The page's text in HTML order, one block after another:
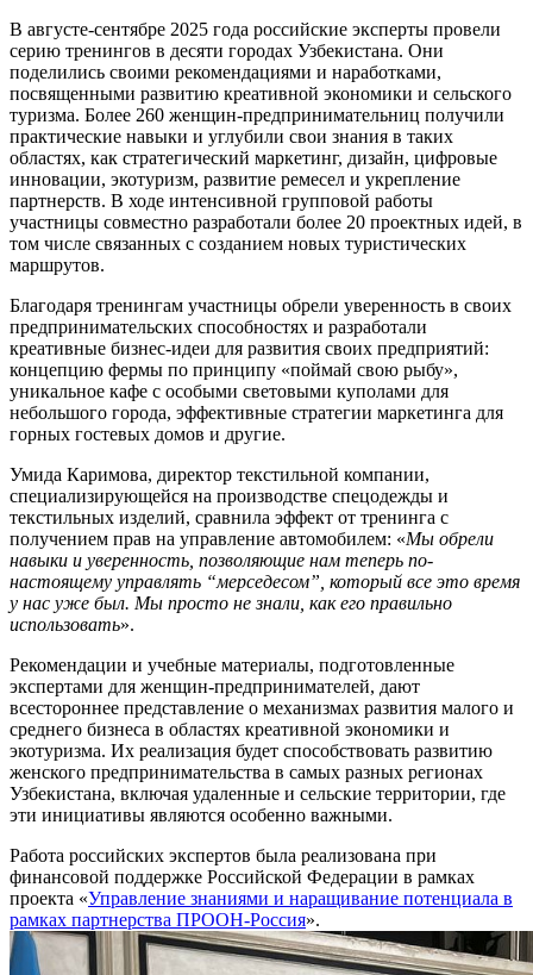
В августе-сентябре 2025 года российские эксперты провели
серию тренингов в десяти городах Узбекистана. Они
поделились своими рекомендациями и наработками,
посвященными развитию креативной экономики и сельского
туризма. Более 260 женщин-предпринимательниц получили
практические навыки и углубили свои знания в таких
областях, как стратегический маркетинг, дизайн, цифровые
инновации, экотуризм, развитие ремесел и укрепление
партнерств. В ходе интенсивной групповой работы
участницы совместно разработали более 20 проектных идей, в
том числе связанных с созданием новых туристических
маршрутов.
Благодаря тренингам участницы обрели уверенность в своих
предпринимательских способностях и разработали
креативные бизнес-идеи для развития своих предприятий:
концепцию фермы по принципу «поймай свою рыбу»,
уникальное кафе с особыми световыми куполами для
небольшого города, эффективные стратегии маркетинга для
горных гостевых домов и другие.
Умида Каримова, директор текстильной компании,
специализирующейся на производстве спецодежды и
текстильных изделий, сравнила эффект от тренинга с
получением прав на управление автомобилем: «Мы обрели
навыки и уверенность, позволяющие нам теперь по-
настоящему управлять “мерседесом”, который все это время
у нас уже был. Мы просто не знали, как его правильно
использовать».
Рекомендации и учебные материалы, подготовленные
экспертами для женщин-предпринимателей, дают
всестороннее представление о механизмах развития малого и
среднего бизнеса в областях креативной экономики и
экотуризма. Их реализация будет способствовать развитию
женского предпринимательства в самых разных регионах
Узбекистана, включая удаленные и сельские территории, где
эти инициативы являются особенно важными.
Работа российских экспертов была реализована при
финансовой поддержке Российской Федерации в рамках
проекта «Управление знаниями и наращивание потенциала в
рамках партнерства ПРООН-Россия».